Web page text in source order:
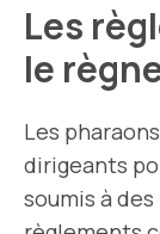
Les
le
Les
dirigeants
soumis à